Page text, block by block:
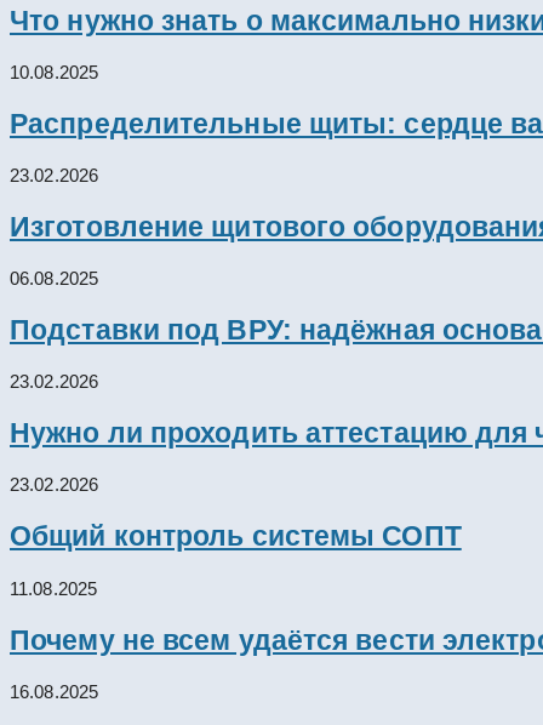
Что нужно знать о максимально
10.08.2025
Распределительные щиты: сердце
23.02.2026
Изготовление щитового
06.08.2025
Подставки под ВРУ: надёжная
23.02.2026
Нужно ли проходить аттестацию для
23.02.2026
Общий контроль системы СОПТ
11.08.2025
Почему не всем удаётся вести
16.08.2025